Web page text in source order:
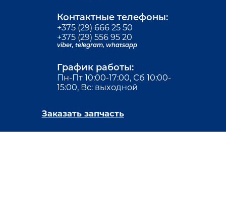
Контактные телефоны:
+375 (29) 666 25 50
+375 (29) 556 95 20
viber, telegram, whatsapp
График работы:
Пн-Пт 10:00-17:00, Сб 10:00-
15:00, Вс: выходной
Заказать запчасть